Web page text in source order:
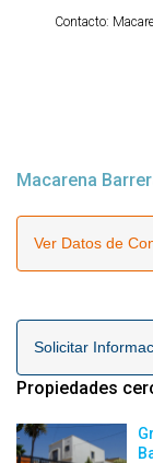
Contacto:
Macarena
Ver Datos de
Solicitar
Propiedades